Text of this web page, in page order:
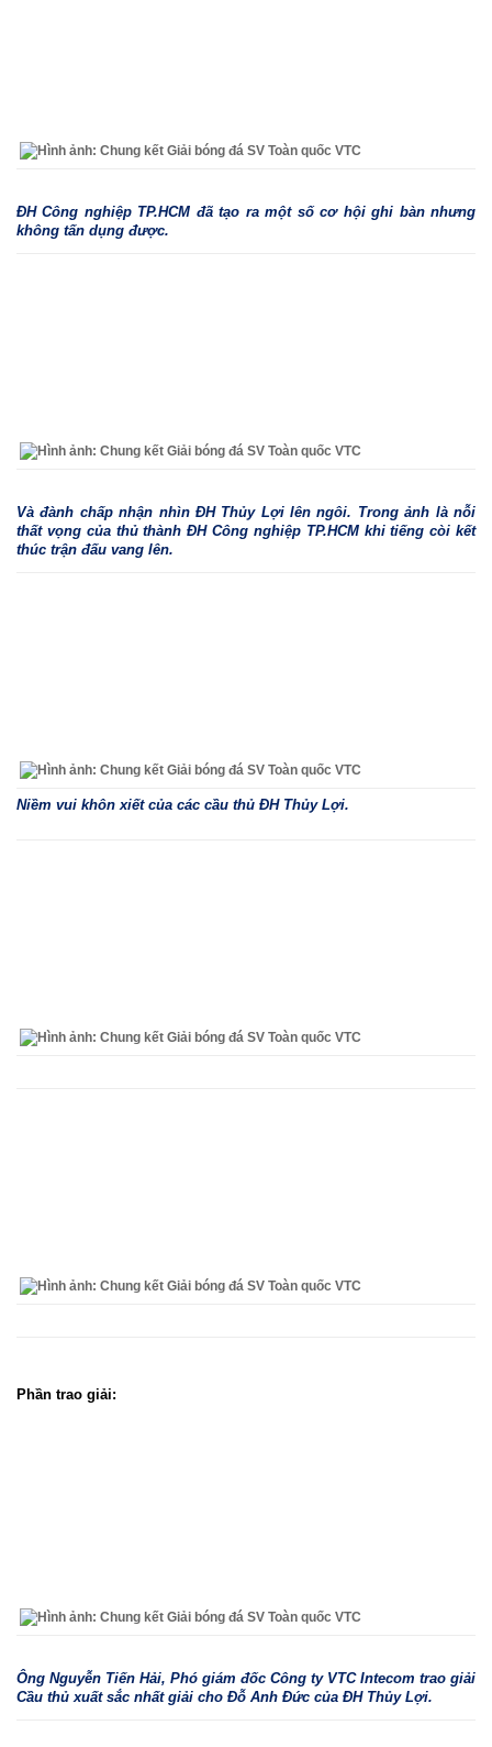
ĐH Công nghiệp TP.HCM đã tạo ra một số cơ hội ghi bàn nhưng
không tấn dụng được.
Và đành chấp nhận nhìn ĐH Thủy Lợi lên ngôi. Trong ảnh là nỗi
thất vọng của thủ thành ĐH Công nghiệp TP.HCM khi tiếng còi kết
thúc trận đấu vang lên.
Niềm vui khôn xiết của các cầu thủ ĐH Thủy Lợi.
Phần trao giải:
Ông Nguyễn Tiến Hải, Phó giám đốc Công ty VTC Intecom trao giải
Cầu thủ xuất sắc nhất giải cho Đỗ Anh Đức của ĐH Thủy Lợi.